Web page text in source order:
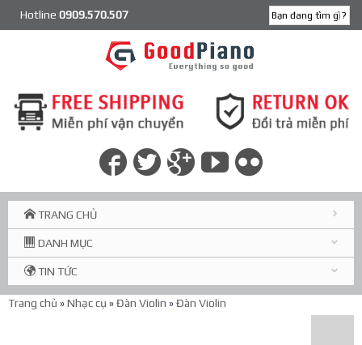
Hotline 0909.570.507
TRANG CHỦ
DANH MỤC
TIN TỨC
Trang chủ »Nhạc cụ »Đàn Violin »Đàn Violin